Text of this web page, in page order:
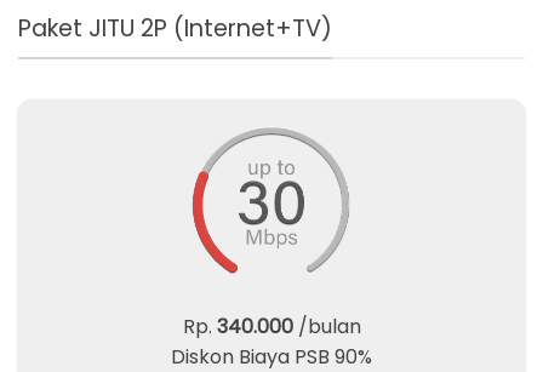
Paket JITU 2P (Internet+TV)
Rp. 340.000/bulan
Diskon Biaya PSB 90%